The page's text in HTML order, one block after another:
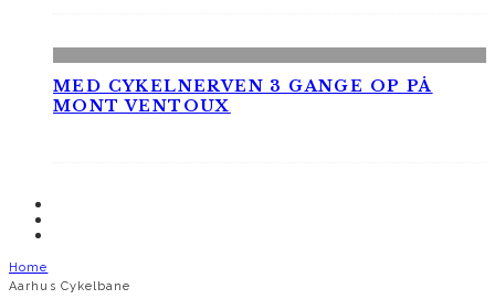
MED CYKELNERVEN 3 GANGE OP PÅ
MONT VENTOUX
Home
Aarhus Cykelbane